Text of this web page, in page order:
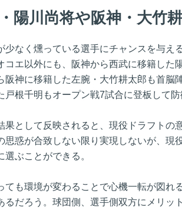
陽川尚将や阪神・大竹
少なく燻っている選手にチャンスを与え
コエ以外にも、阪神から西武に移籍した
阪神に移籍した左腕・大竹耕太郎も首脳
戸根千明もオープン戦7試合に登板して防
果として反映されると、現役ドラフトの
思惑が合致しない限り実現しないが、現
選ぶことができる。
ても環境が変わることで心機一転が図れ
るだろう。球団側、選手側双方にメリッ